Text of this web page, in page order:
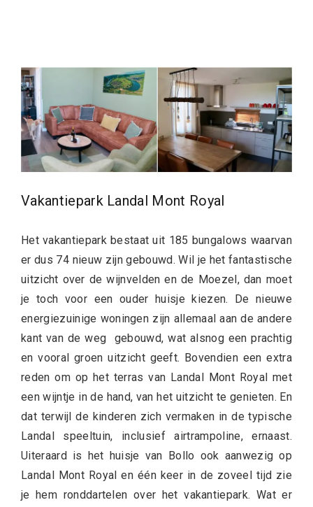
Vakantiepark Landal Mont Royal
Het vakantiepark bestaat uit 185 bungalows waarvan
er dus 74 nieuw zijn gebouwd. Wil je het fantastische
uitzicht over de wijnvelden en de Moezel, dan moet
je toch voor een ouder huisje kiezen. De nieuwe
energiezuinige woningen zijn allemaal aan de andere
kant van de weg gebouwd, wat alsnog een prachtig
en vooral groen uitzicht geeft. Bovendien een extra
reden om op het terras van Landal Mont Royal met
een wijntje in de hand, van het uitzicht te genieten. En
dat terwijl de kinderen zich vermaken in de typische
Landal speeltuin, inclusief airtrampoline, ernaast.
Uiteraard is het huisje van Bollo ook aanwezig op
Landal Mont Royal en één keer in de zoveel tijd zie
je hem ronddartelen over het vakantiepark. Wat er